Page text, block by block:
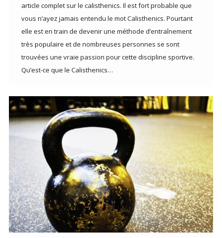
article complet sur le calisthenics. Il est fort probable que
vous n’ayez jamais entendu le mot Calisthenics. Pourtant
elle est en train de devenir une méthode d’entraînement
très populaire et de nombreuses personnes se sont
trouvées une vraie passion pour cette discipline sportive.
Qu’est-ce que le Calisthenics…